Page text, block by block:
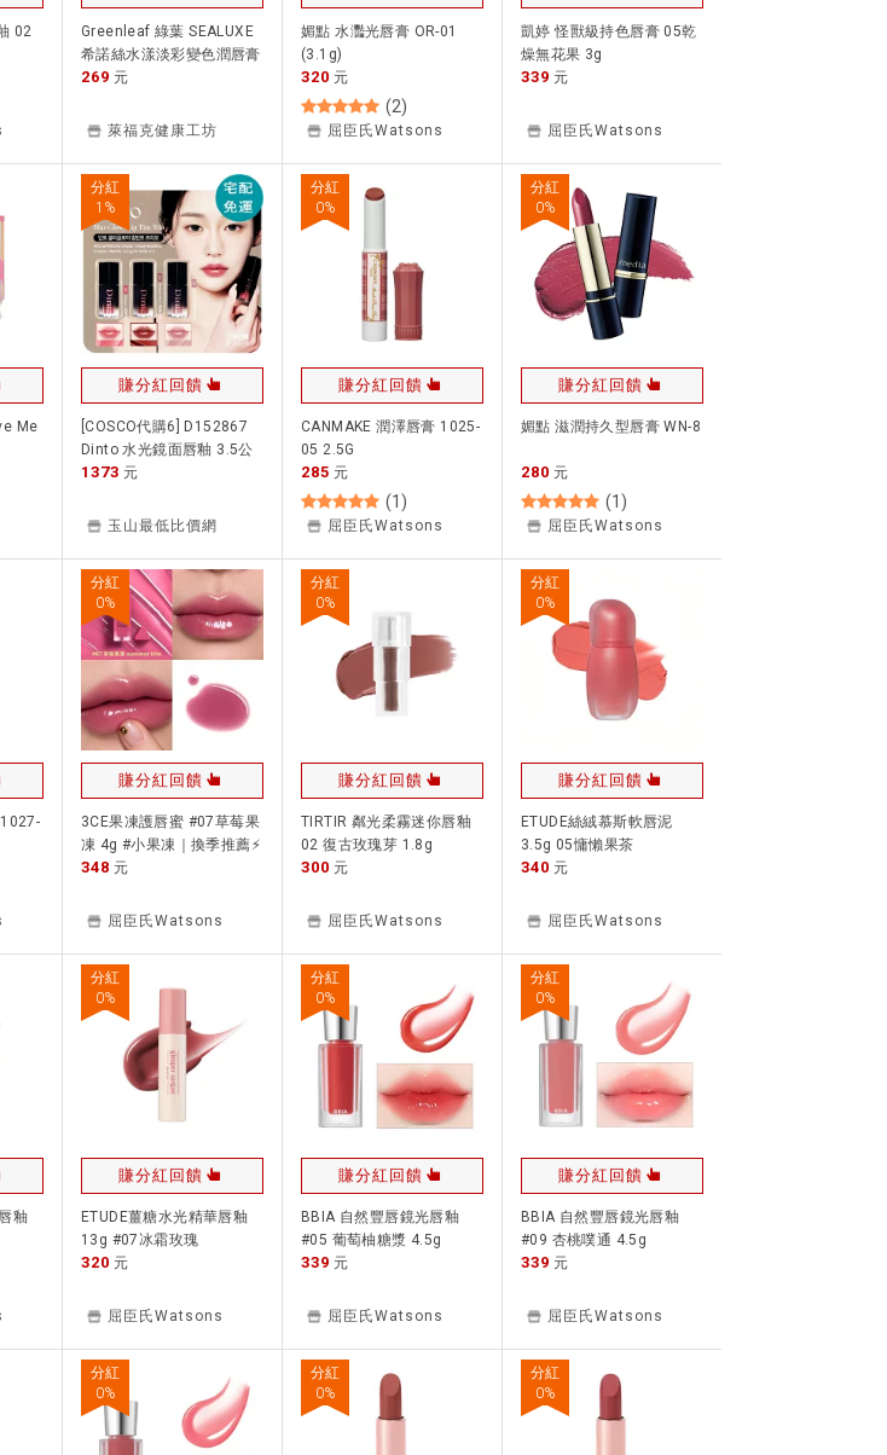
02
Greenleaf 綠葉 SEALUXE
希諾絲水漾淡彩變色潤唇膏
(淡粉色)2.8g
269 元
萊福克健康工坊
媚點 水灩光唇膏 OR-01
(3.1g)
320 元
(2)
屈臣氏Watsons
凱婷 怪獸級持色唇膏 05乾
燥無花果 3g
339 元
屈臣氏Watsons
Me
分紅
1 %
賺分紅回饋
[COSCO代購6] D152867
Dinto 水光鏡面唇釉 3.5公
克 X 3入
1373 元
玉山最低比價網
分紅
0%
賺分紅回饋
CANMAKE 潤澤唇膏 1025-
05 2.5G
285 元
(1 )
屈臣氏Watsons
分紅
0%
賺分紅回饋
媚點 滋潤持久型唇膏 WN-8
280 元
(1 )
屈臣氏Watsons
分紅
0%
賺分紅回饋
3CE果凍護唇蜜 #07草莓果
凍 4g #小果凍｜換季推薦⚡
專櫃保養 夏季彩妝
348 元
屈臣氏Watsons
分紅
0%
賺分紅回饋
TIRTIR 粼光柔霧迷你唇釉
02 復古玫瑰芽 1.8g
300 元
屈臣氏Watsons
分紅
0%
賺分紅回饋
ETUDE絲絨慕斯軟唇泥
3.5g 05慵懶果茶
340 元
屈臣氏Watsons
釉
分紅
0%
賺分紅回饋
ETUDE薑糖水光精華唇釉
13g #07冰霜玫瑰
320 元
屈臣氏Watsons
分紅
0%
賺分紅回饋
BBIA 自然豐唇鏡光唇釉
#05 葡萄柚糖漿 4.5g
339 元
屈臣氏Watsons
分紅
0%
賺分紅回饋
BBIA 自然豐唇鏡光唇釉
#09 杏桃噗通 4.5g
339 元
屈臣氏Watsons
分紅
0%
分紅
0%
分紅
0%